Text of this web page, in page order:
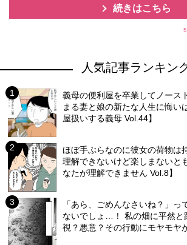
続きはこちら
人気記事ランキン
義母の便利屋を卒業してノース
まる妻と娘の新たな人生に悔い
屋扱いする義母 Vol.44】
ほぼ手ぶらなのに彼女の荷物は
理解できないけど楽しまないと
なたが理解できません Vol.8】
「あら、ごめんなさいね？」っ
ないでしょ…！ 私の畑に平然
視？悪意？その行動にモヤモヤ